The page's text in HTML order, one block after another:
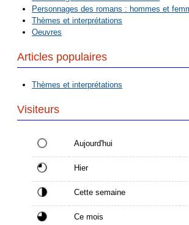
Personnages des romans : hommes et
Thèmes et interprétations
Oeuvres
Articles populaires
Thèmes et interprétations
Visiteurs
Aujourd'hui
Hier
Cette semaine
Ce mois